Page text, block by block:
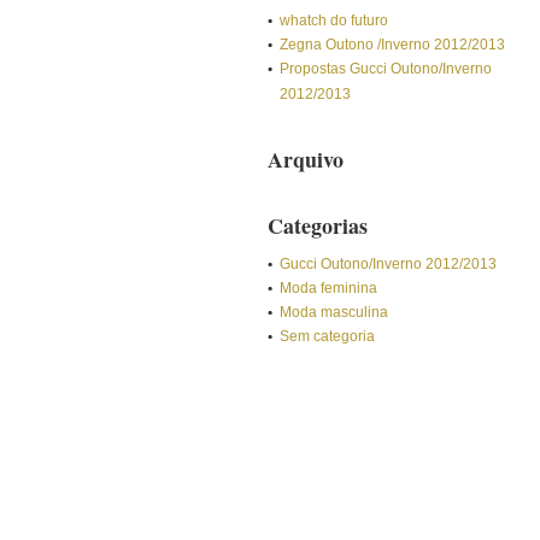
whatch do futuro
Zegna Outono /Inverno 2012/2013
Propostas Gucci Outono/Inverno
2012/2013
Arquivo
Categorias
Gucci Outono/Inverno 2012/2013
Moda feminina
Moda masculina
Sem categoria